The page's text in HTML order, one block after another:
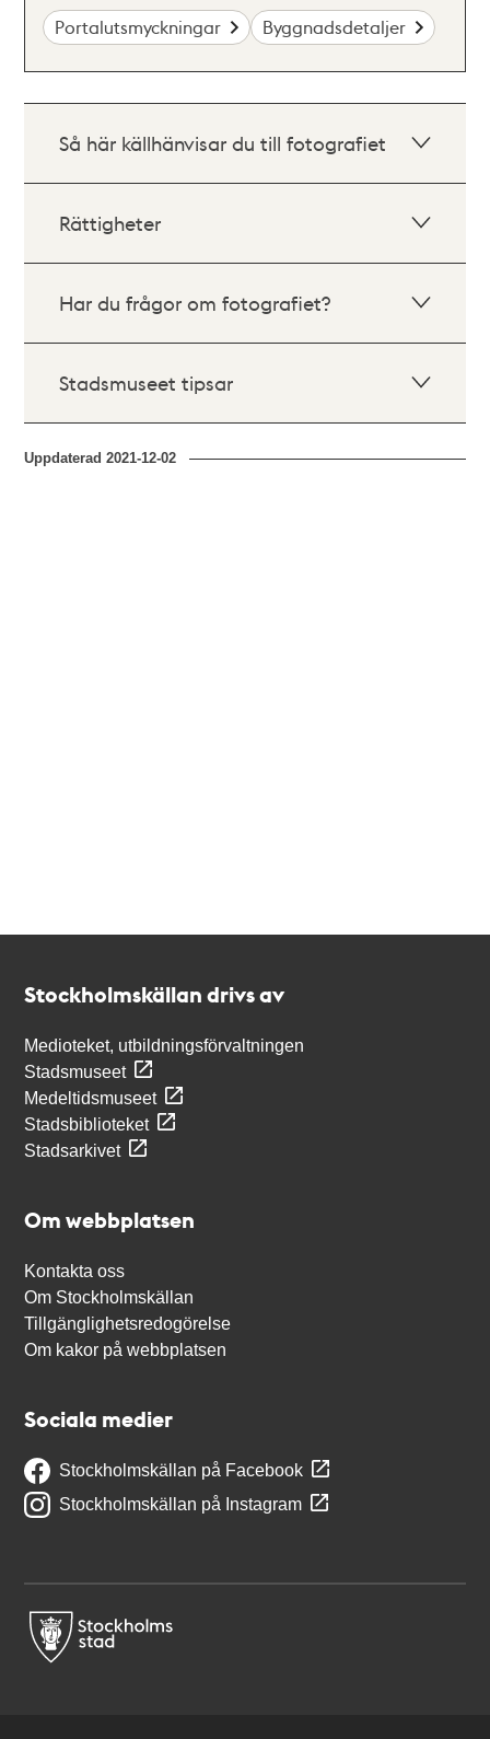
Portalutsmyckningar Byggnadsdetaljer
Så här källhänvisar du till fotografiet
Rättigheter
Har du frågor om fotografiet?
Stadsmuseet tipsar
Uppdaterad2021-12-02
Stockholmskällan drivs av
Medioteket, utbildningsförvaltningen
Stadsmuseet
Medeltidsmuseet
Stadsbiblioteket
Stadsarkivet
Om webbplatsen
Kontakta oss
Om Stockholmskällan
Tillgänglighetsredogörelse
Om kakor på webbplatsen
Sociala medier
Stockholmskällan på Facebook
Stockholmskällan på Instagram